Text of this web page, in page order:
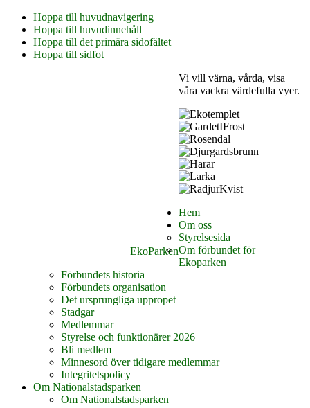
Hoppa till huvudnavigering
Hoppa till huvudinnehåll
Hoppa till det primära sidofältet
Hoppa till sidfot
EkoParken
Vi vill värna, vårda, visa
våra vackra värdefulla vyer.
Hem
Om oss
Styrelsesida
Om förbundet för
Ekoparken
Förbundets historia
Förbundets organisation
Det ursprungliga uppropet
Stadgar
Medlemmar
Styrelse och funktionärer 2026
Bli medlem
Minnesord över tidigare medlemmar
Integritetspolicy
Om Nationalstadsparken
Om Nationalstadsparken